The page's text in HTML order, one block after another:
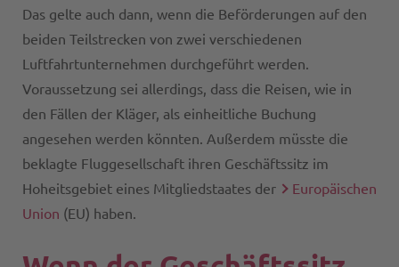
Das gelte auch dann, wenn die Beförderungen auf den
beiden Teilstrecken von zwei verschiedenen
Luftfahrtunternehmen durchgeführt werden.
Voraussetzung sei allerdings, dass die Reisen, wie in
den Fällen der Kläger, als einheitliche Buchung
angesehen werden könnten. Außerdem müsste die
beklagte Fluggesellschaft ihren Geschäftssitz im
Hoheitsgebiet eines Mitgliedstaates der
Europäischen
Union (EU) haben.